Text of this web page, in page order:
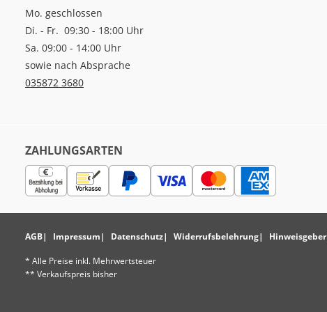
Mo. geschlossen
Di. - Fr. 09:30 - 18:00 Uhr
Sa. 09:00 - 14:00 Uhr
sowie nach Absprache
035872 3680
ZAHLUNGSARTEN
AGB Impressum Datenschutz Widerrufsbelehrung Hinweisgeber
* Alle Preise inkl. Mehrwertsteuer
** Verkaufspreis bisher